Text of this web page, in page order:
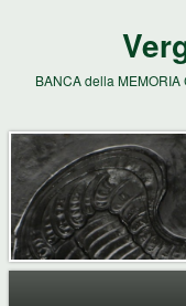
BANCA della MEMORIA